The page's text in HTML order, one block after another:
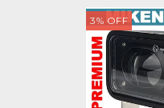
3% OFF